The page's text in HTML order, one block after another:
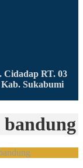
RT. 03
Sukabumi